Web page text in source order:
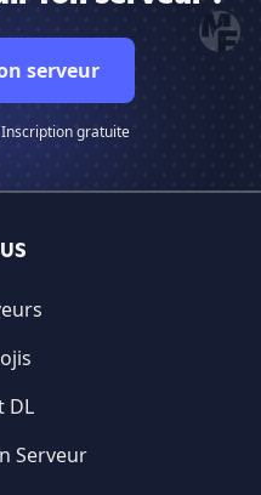
serveur
Inscription gratuite
DL
Serveur